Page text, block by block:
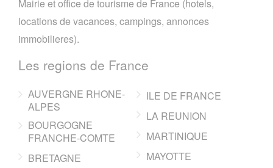
Mairie et office de tourisme de France (hotels,
locations de vacances, campings, annonces
immobilieres).
Les regions de France
AUVERGNE RHONE-
ALPES
BOURGOGNE
FRANCHE-COMTE
BRETAGNE
ILE DE FRANCE
LA REUNION
MARTINIQUE
MAYOTTE